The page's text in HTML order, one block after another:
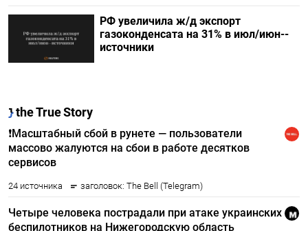
РФ увеличила ж/д экспорт
газоконденсата на 31% в июл/июн--
источники